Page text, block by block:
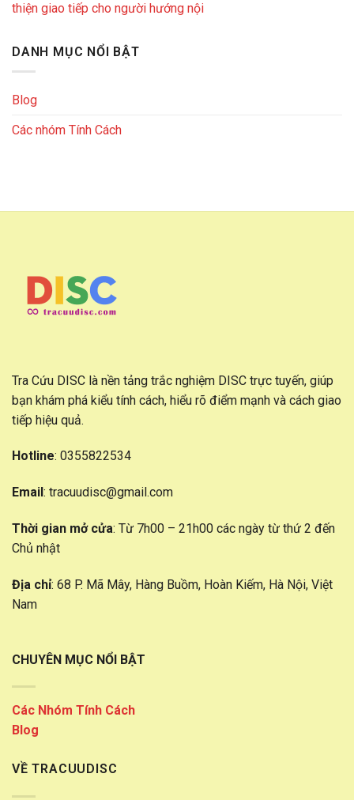
thiện giao tiếp cho người hướng nội
DANH MỤC NỔI BẬT
Blog
Các nhóm Tính Cách
Tra Cứu DISC là nền tảng trắc nghiệm DISC trực tuyến, giúp
bạn khám phá kiểu tính cách, hiểu rõ điểm mạnh và cách giao
tiếp hiệu quả.
Hotline: 0355822534
Email: tracuudisc@gmail.com
Thời gian mở cửa: Từ 7h00 – 21h00 các ngày từ thứ 2 đến
Chủ nhật
Địa chỉ: 68 P. Mã Mây, Hàng Buồm, Hoàn Kiếm, Hà Nội, Việt
Nam
CHUYÊN MỤC NỔI BẬT
Các Nhóm Tính Cách
Blog
VỀ TRACUUDISC